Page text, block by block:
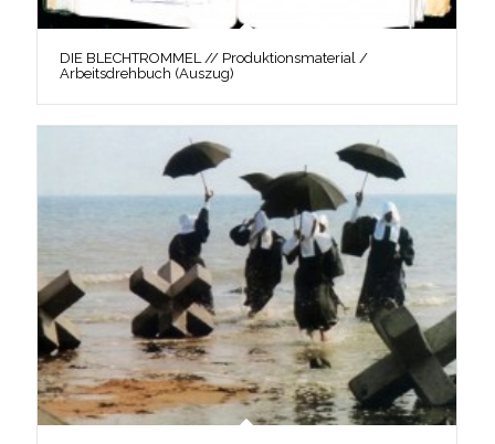
DIE BLECHTROMMEL // Produktionsmaterial /
Arbeitsdrehbuch (Auszug)